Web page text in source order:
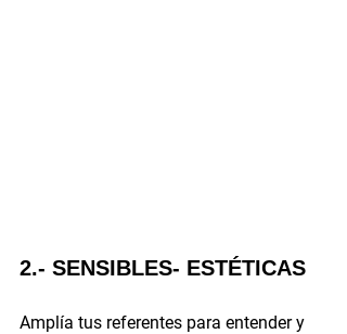
2.- SENSIBLES- ESTÉTICAS
Amplía tus referentes para entender y